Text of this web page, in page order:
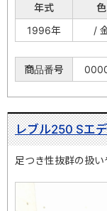
年式 色
1996年
/
商品番号
レブル250 Sエ
足つき性抜群の扱